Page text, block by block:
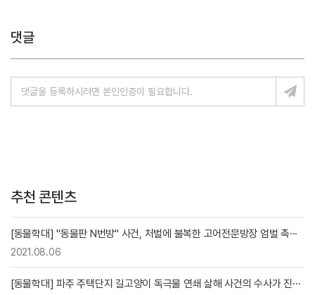
댓글
추천 콘텐츠
[동물학대] "동물판 N번방" 사건, 처벌에 불복한 고어전문방장 엄벌 촉···
2021.08.06
[동물학대] 파주 주택단지 길고양이 독극물 연쇄 살해 사건의 수사가 진···